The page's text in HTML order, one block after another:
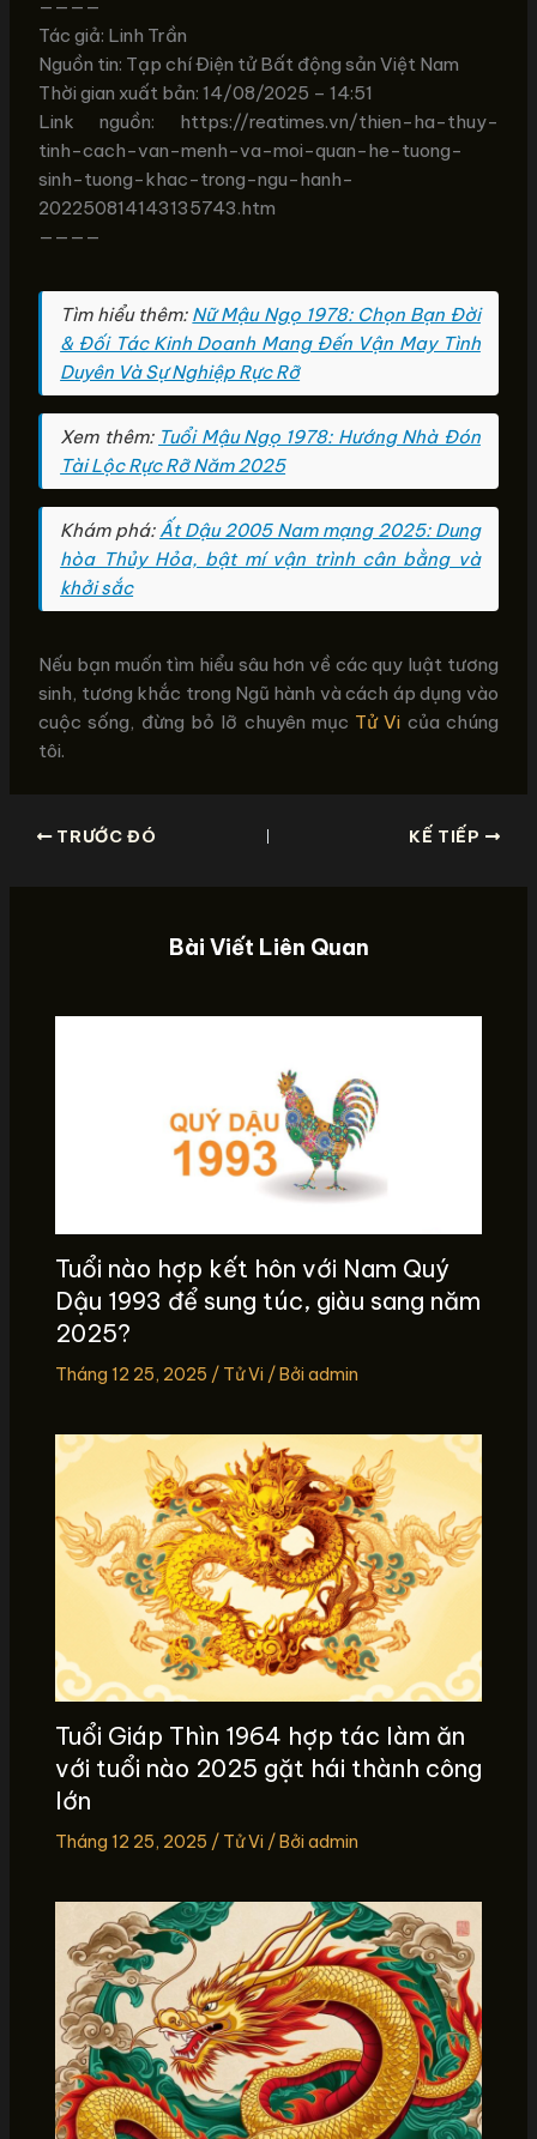
————
Tác giả: Linh Trần
Nguồn tin: Tạp chí Điện tử Bất động sản Việt Nam
Thời gian xuất bản: 14/08/2025 – 14:51
Link nguồn: https://reatimes.vn/thien-ha-thuy-
tinh-cach-van-menh-va-moi-quan-he-tuong-
sinh-tuong-khac-trong-ngu-hanh-
202250814143135743.htm
————
Tìm hiểu thêm: Nữ Mậu Ngọ 1978: Chọn Bạn Đời
& Đối Tác Kinh Doanh Mang Đến Vận May Tình
Duyên Và Sự Nghiệp Rực Rỡ
Xem thêm: Tuổi Mậu Ngọ 1978: Hướng Nhà Đón
Tài Lộc Rực Rỡ Năm 2025
Khám phá: Ất Dậu 2005 Nam mạng 2025: Dung
hòa Thủy Hỏa, bật mí vận trình cân bằng và
khởi sắc
Nếu bạn muốn tìm hiểu sâu hơn về các quy luật tương
sinh, tương khắc trong Ngũ hành và cách áp dụng vào
cuộc sống, đừng bỏ lỡ chuyên mục Tử Vi của chúng
tôi.
TRƯỚC ĐÓ KẾ TIẾP
Bài Viết Liên Quan
Tuổi nào hợp kết hôn với Nam Quý
Dậu 1993 để sung túc, giàu sang năm
2025?
Tháng 12 25, 2025 / Tử Vi / Bởi admin
Tuổi Giáp Thìn 1964 hợp tác làm ăn
với tuổi nào 2025 gặt hái thành công
lớn
Tháng 12 25, 2025 / Tử Vi / Bởi admin